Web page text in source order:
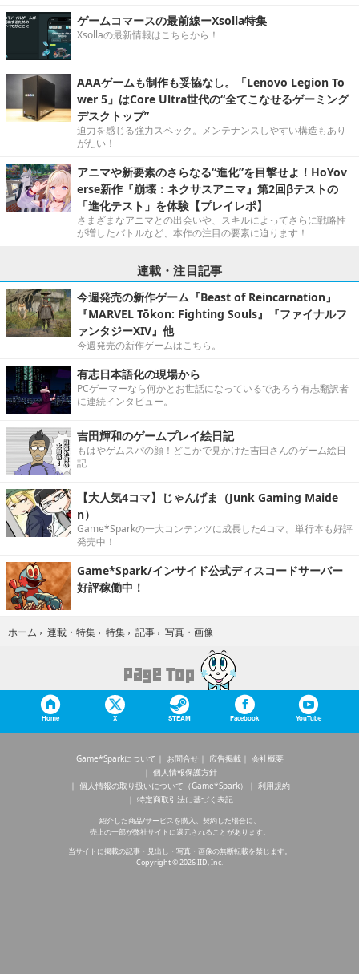
ゲームコマースの最前線ーXsolla特集
Xsollaの最新情報はこちらから！
AAAゲームも制作も妥協なし。「Lenovo Legion To
wer 5」はCore Ultra世代の“全てこなせるゲーミング
デスクトップ”
迫力を感じる強力スペック。メンテナンスしやすい構造もあり
がたい！
アニマや新要素のさらなる“進化”を目撃せよ！HoYov
erse新作『崩壊：ネクサスアニマ』第2回βテストの
「進化テスト」を体験【プレイレポ】
さまざまなアニマとの出会いや、スキルによってさらに戦略性
が増したバトルなど、本作の注目の要素に迫ります！
連載・注目記事
今週発売の新作ゲーム『Beast of Reincarnation』
『MARVEL Tōkon: Fighting Souls』『ファイナルフ
ァンタジーXIV』他
今週発売の新作ゲームはこちら。
有志日本語化の現場から
PCゲーマーなら何かとお世話になっているであろう有志翻訳者
に連続インタビュー。
吉田輝和のゲームプレイ絵日記
もはやゲムスパの顔！どこかで見かけた吉田さんのゲーム絵日
記
【大人気4コマ】じゃんげま（Junk Gaming Maide
n）
Game*Sparkの一大コンテンツに成長した4コマ。単行本も好評
発売中！
Game*Spark/インサイド公式ディスコードサーバー
好評稼働中！
ホーム › 連載・特集 › 特集 › 記事 › 写真・画像
Home X STEAM Facebook YouTube
Game*Sparkについて お問合せ 広告掲載
会社概要
個人情報保護方針
個人情報の取り扱いについて（Game*Spark）
利用規約
特定商取引法に基づく表記
紹介した商品/サービスを購入、契約した場合に、
売上の一部が弊社サイトに還元されることがあります。
当サイトに掲載の記事・見出し・写真・画像の無断転載を禁じます。
Copyright © 2026 IID, Inc.